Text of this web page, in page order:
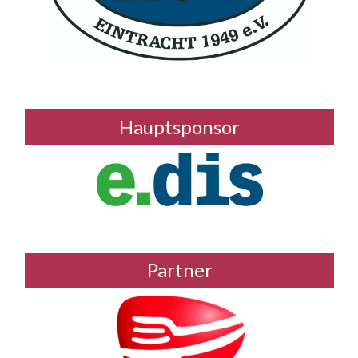
Hauptsponsor
Partner